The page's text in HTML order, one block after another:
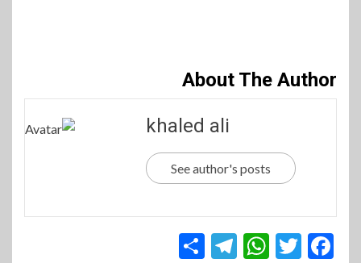
About The Author
khaled ali
See author's posts
Facebook
Twitter
WhatsApp
Telegram